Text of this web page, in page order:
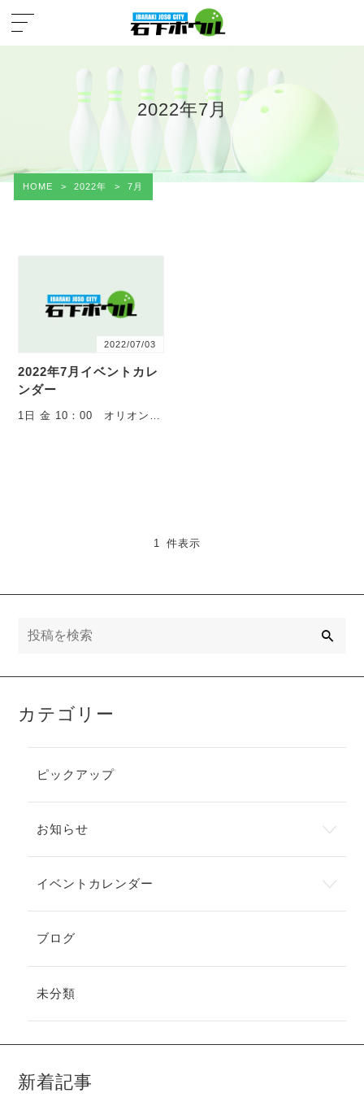
2022年7月
HOME > 2022年 > 7月
2022/07/03
2022年7月イベントカレ
ンダー
1日 金 10：00 オリオンク
1 件表示
カテゴリー
ピックアップ
お知らせ
イベントカレンダー
ブログ
未分類
新着記事